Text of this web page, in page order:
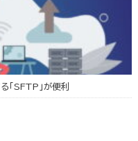
「SFTP」が便利